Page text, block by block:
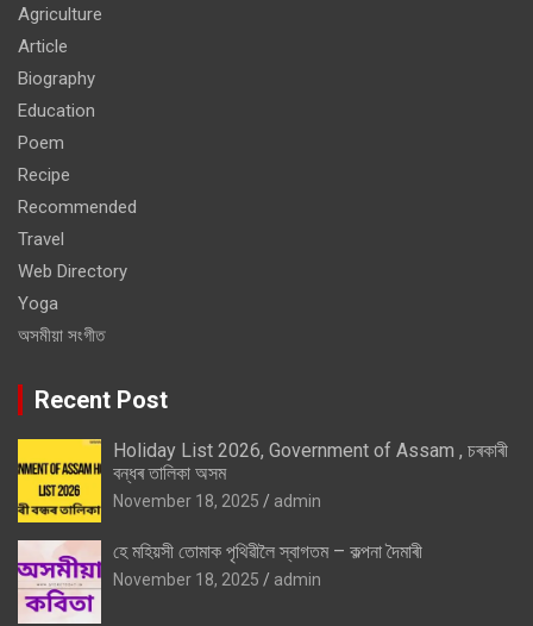
Agriculture
Article
Biography
Education
Poem
Recipe
Recommended
Travel
Web Directory
Yoga
অসমীয়া সংগীত
Recent Post
Holiday List 2026, Government of Assam , চৰকাৰী
বন্ধৰ তালিকা অসম
November 18, 2025 admin
হে মহিয়সী তোমাক পৃথিৱীলৈ স্বাগতম – কল্পনা দৈমাৰী
November 18, 2025 admin